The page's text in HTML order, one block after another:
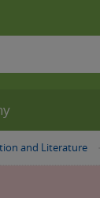
and Literature